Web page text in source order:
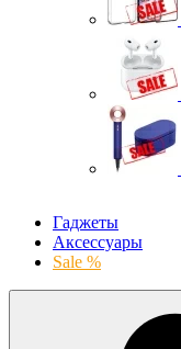
Гаджеты
Аксессуары
Sale %